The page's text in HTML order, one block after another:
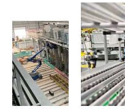
理师退费已
办理，不再
安排补考
市服务的数
字中枢